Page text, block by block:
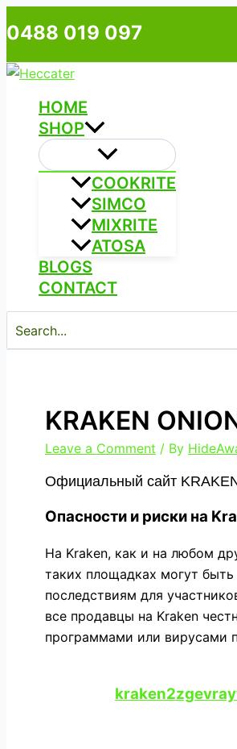
Skip
to
0488 019 097
HOME
SHOP
COOKRITE
SIMCO
MIXRITE
ATOSA
BLOGS
CONTACT
for:
KRAKEN
Leave a Comment / By
Официальный сайт
Опасности и риски на
На Kraken, как и на любом
таких площадках могут
последствиям для
все продавцы на Kraken
программами или вирусами
Type
here..
Name*